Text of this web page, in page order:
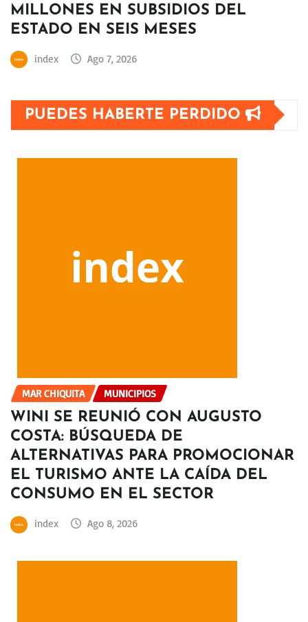
MILLONES EN SUBSIDIOS DEL
ESTADO EN SEIS MESES
index Ago 7, 2026
PUEDES HABERTE PERDIDO
MAR CHIQUITA MUNICIPIOS
WINI SE REUNIÓ CON AUGUSTO
COSTA: BÚSQUEDA DE
ALTERNATIVAS PARA PROMOCIONAR
EL TURISMO ANTE LA CAÍDA DEL
CONSUMO EN EL SECTOR
index Ago 8, 2026